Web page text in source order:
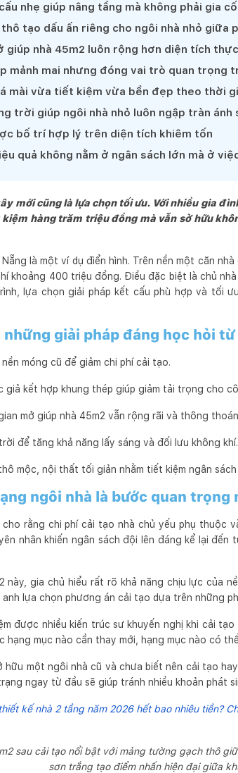
nhẹ giúp nâng tầng mà không phải gia
tạo dấu ấn riêng cho ngôi nhà nhỏ giữa
giúp nhà 45m2 luôn rộng hơn diện tích thực
mảnh mai nhưng đóng vai trò quan trọng
mài vừa tiết kiệm vừa bền đẹp theo thời
trời giúp ngôi nhà nhỏ luôn ngập tràn ánh
bố trí hợp lý trên diện tích khiêm tốn
quả không nằm ở ngân sách lớn mà ở
mới cũng là lựa chọn tối ưu. Với nhiều gia
hàng trăm triệu đồng mà vẫn sở hữu
là một ví dụ điển hình. Trên nền một căn
khoảng 400 triệu đồng. Điều đặc biệt là chủ
lựa chọn giải pháp kết cấu phù hợp và tối
những giải pháp đáng học hỏi
móng cũ để giảm chi phí cải tạo.
giả kết hợp khung thép giúp giảm tải trọng cho
mở giúp nhà 45m2 vẫn rộng rãi và thông
để tăng khả năng lấy sáng và đối lưu không khí.
mộc, nội thất tối giản nhằm tiết kiệm ngân
ngôi nhà là bước quan
rằng chi phí cải tạo nhà chủ yếu phụ thuộc
nhân khiến ngân sách đội lên đáng kể lại
này, gia chủ hiểu rất rõ khả năng chịu lực của
anh lựa chọn phương án cải tạo dựa trên những
được nhiều kiến trúc sư khuyến nghị khi cải
hạng mục nào cần thay mới, hạng mục nào có
hữu một ngôi nhà cũ và chưa biết nên cải tạo
ngay từ đầu sẽ giúp tránh nhiều khoản phát
kế nhà 2 tầng năm 2026 hết bao nhiêu tiền?
sau cải tạo nổi bật với mảng tường gạch thô
sơn trắng tạo điểm nhấn hiện đại giữa